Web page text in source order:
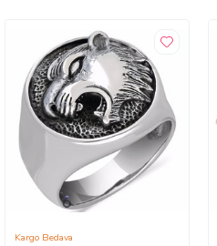
Kargo Bedava